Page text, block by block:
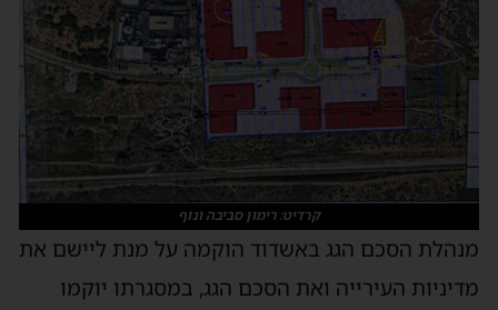
קרדיט: רימון סביבה ונוף
מנהלת הסכם הגג באשדוד הוקמה על מנת ליישם את
מדיניות העירייה ואת הסכם הגג, במסגרתו יוקמו